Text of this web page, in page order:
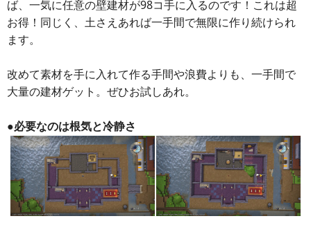
ば、一気に任意の壁建材が98コ手に入るのです！これは超
お得！同じく、土さえあれば一手間で無限に作り続けられ
ます。
改めて素材を手に入れて作る手間や浪費よりも、一手間で
大量の建材ゲット。ぜひお試しあれ。
●必要なのは根気と冷静さ